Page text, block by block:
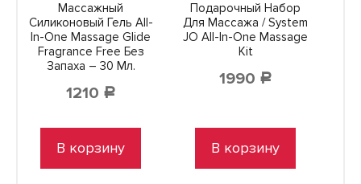
Массажный
Силиконовый Гель All-
In-One Massage Glide
Fragrance Free Без
Запаха – 30 Мл.
1210 Р
В корзину
Подарочный Набор
Для Массажа / System
JO All-In-One Massage
Kit
1990 Р
В корзину